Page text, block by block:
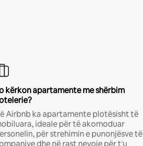
kërkon apartamente me shërbim
Airbnb ka apartamente plotësisht të
ideale për të akomoduar
për strehimin e punonjësve të
dhe në rast nevoje për t'u